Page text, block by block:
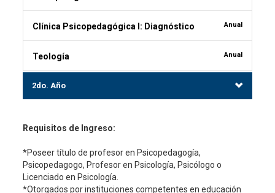
Clínica Psicopedagógica I: Diagnóstico Anual
Teología Anual
2do. Año
Requisitos de Ingreso:
*Poseer título de profesor en Psicopedagogía,
Psicopedagogo, Profesor en Psicología, Psicólogo o
Licenciado en Psicología.
*Otorgados por instituciones competentes en educación